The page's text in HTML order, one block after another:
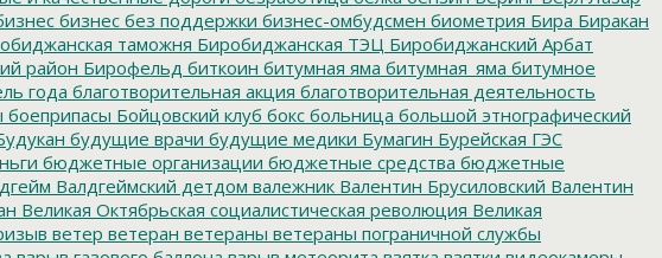
бизнес без поддержки бизнес-омбудсмен биометрия Бира Биракан
таможня Биробиджанская ТЭЦ Биробиджанский Арбат
район Бирофельд биткоин битумная яма битумная_яма битумное
года благотворительная акция благотворительная деятельность
боеприпасы Бойцовский клуб бокс больница большой этнографический
будущие врачи будущие медики Бумагин Бурейская ГЭС
бюджетные организации бюджетные средства бюджетные
Валдгеймский детдом валежник Валентин Брусиловский Валентин
Великая Октябрьская социалистическая революция Великая
ветер ветеран ветераны ветераны пограничной службы